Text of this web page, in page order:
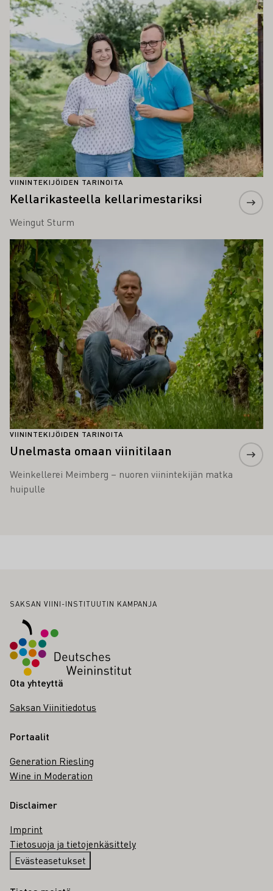
VIININTEKIJÖIDEN TARINOITA
Kellarikasteella kellarimestariksi
Weingut Sturm
VIININTEKIJÖIDEN TARINOITA
Unelmasta omaan viinitilaan
Weinkellerei Meimberg – nuoren viinintekijän matka
huipulle
Lue lisää
Alatunniste
SAKSAN VIINI-INSTITUUTIN KAMPANJA
Ota yhteyttä
Saksan Viinitiedotus
Portaalit
Generation Riesling
Wine in Moderation
Disclaimer
Imprint
Tietosuoja ja tietojenkäsittely
Evästeasetukset